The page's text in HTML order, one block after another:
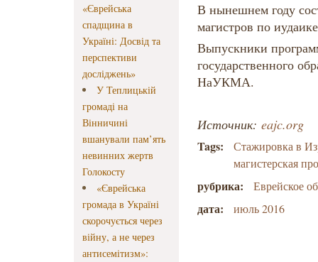
«Єврейська
спадщина в
Україні: Досвід та
перспективи
досліджень»
У Теплицькій
громаді на
Вінничині
вшанували пам’ять
невинних жертв
Голокосту
«Єврейська
громада в Україні
скорочується через
війну, а не через
антисемітизм»:
В нынешнем году
магистров по
Выпускники
государственного
НаУКМА.
Источник: eajc.org
Tags:
Стажировка в
магистерская
рубрика: Еврейское
дата: июль 2016